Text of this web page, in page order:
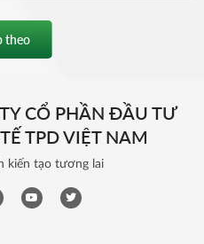
theo
CỔ PHẦN ĐẦU TƯ
TPD VIỆT NAM
kiến tạo tương lai